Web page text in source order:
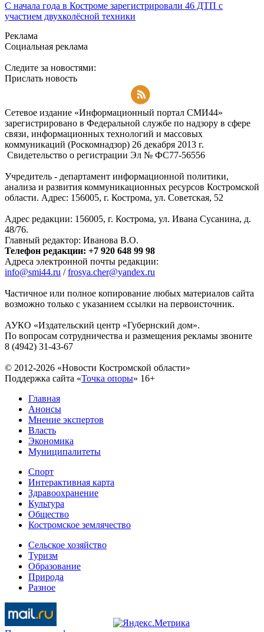
С начала года в Костроме зарегистрировали 46 ДТП с
участием двухколёсной техники
Реклама
Социальная реклама
Следите за новостями:
Прислать новость
Сетевое издание «Информационный портал СМИ44»
зарегистрировано в Федеральной службе по надзору в сфере
связи, информационных технологий и массовых
коммуникаций (Роскомнадзор) 26 декабря 2013 г.
Свидетельство о регистрации Эл № ФC77-56556
Учредитель - департамент информационной политики,
анализа и развития коммуникационных ресурсов Костромской
области. Адрес: 156005, г. Кострома, ул. Советская, 52
Адрес редакции: 156005, г. Кострома, ул. Ивана Сусанина, д.
48/76.
Главный редактор: Иванова В.О.
Телефон редакции: +7 920 648 99 98
Адреса электронной почты редакции:
info@smi44.ru /frosya.cher@yandex.ru
Частичное или полное копирование любых материалов сайта
возможно только с указанием ссылки на первоисточник.
АУКО «Издательский центр «Губернский дом».
По вопросам сотрудничества и размещения рекламы звоните
8 (4942) 31-43-67
© 2012-2026 «Новости Костромской области»
Поддержка сайта «Точка опоры» 16+
Главная
Анонсы
Мнение экспертов
Власть
Экономика
Муниципалитеты
Спорт
Интерактивная карта
Здравоохранение
Культура
Общество
Костромское землячество
Сельское хозяйство
Туризм
Образование
Природа
Разное